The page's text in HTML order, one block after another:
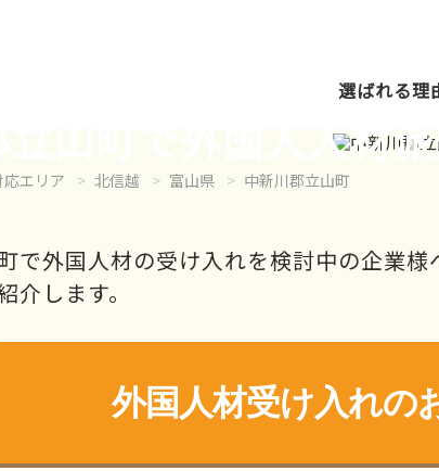
選ばれる理
立山町で外国人人材
応エリア 北信越 富山県 中新川郡立山町
で外国人材の受け入れを検討中の企業
介します。
外国人材受け入れの